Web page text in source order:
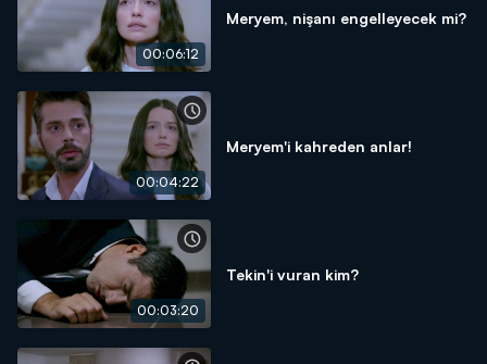
00:06:12
Meryem, nişanı engelleyecek mi?
00:04:22
Meryem'i kahreden anlar!
00:03:20
Tekin'i vuran kim?